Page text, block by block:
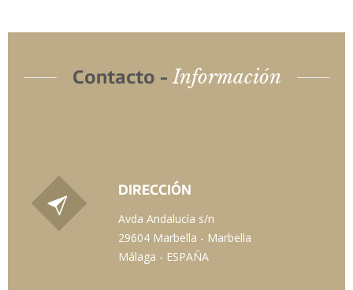
Contacto -Información
DIRECCIÓN
Avda Andalucía s/n
29604 Marbella - Marbella
Málaga - ESPAÑA